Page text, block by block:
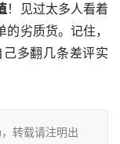
！见过太多人看着
劣质货。记住，
多翻几条差评实
转载请注明出